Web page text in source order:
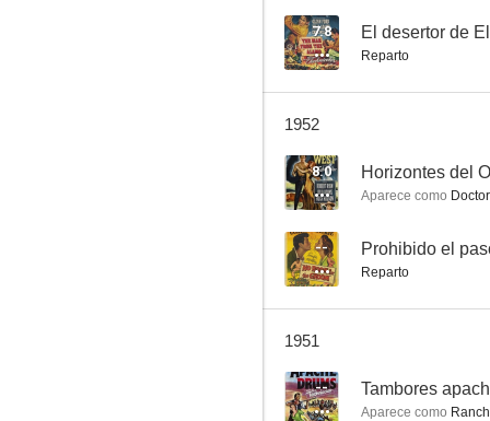
--
7.8 El desertor de
Reparto
1952
8.0 Horizontes del
Aparece como
-- Prohibido el
Reparto
1951
-- Tambores
Aparece como